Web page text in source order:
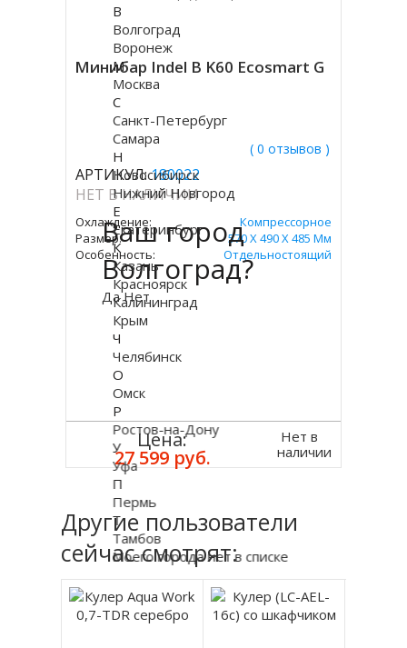
Минибар Indel B K60 Ecosmart G
( 0 отзывов )
АРТИКУЛ:180022
НЕТ В НАЛИЧИИ
Охлаждение:
Компрессорное
Размер:
570 Х 490 Х 485 Мм
Особенность:
Отдельностоящий
Цена:
27 599 руб.
Нет в
наличии
Другие пользователи
сейчас смотрят:
Ваш город
Волгоград?
Да Нет
В
Волгоград
Воронеж
М
Москва
С
Санкт-Петербург
Самара
Н
Новосибирск
Нижний Новгород
Е
Екатеринбург
К
Казань
Красноярск
Калининград
Крым
Ч
Челябинск
О
Омск
Р
Ростов-на-Дону
У
Уфа
П
Пермь
Т
Тамбов
Моего города нет в списке